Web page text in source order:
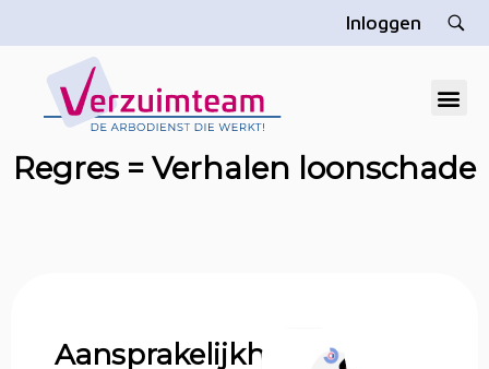
Inloggen
Regres = Verhalen loonschade
Aansprakelijkheid